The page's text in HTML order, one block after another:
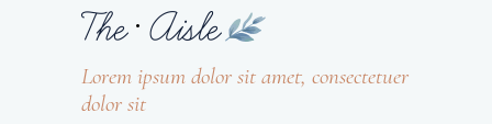
Lorem ipsum dolor sit amet, consectetuer
dolor sit